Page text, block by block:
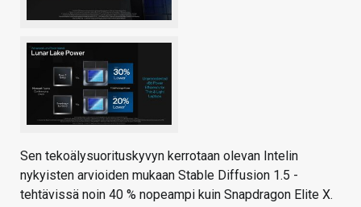
Sen tekoälysuorituskyvyn kerrotaan olevan Intelin
nykyisten arvioiden mukaan Stable Diffusion 1.5 -
tehtävissä noin 40 % nopeampi kuin Snapdragon Elite X.